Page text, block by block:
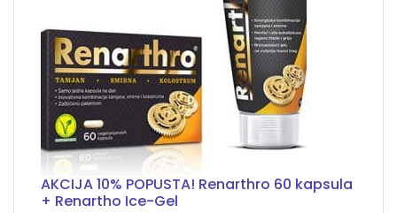
AKCIJA 10% POPUSTA! Renarthro 60 kapsula
+ Renartho Ice-Gel